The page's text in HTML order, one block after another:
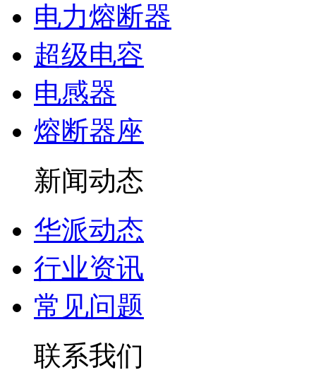
电力熔断器
超级电容
电感器
熔断器座
新闻动态
华派动态
行业资讯
常见问题
联系我们